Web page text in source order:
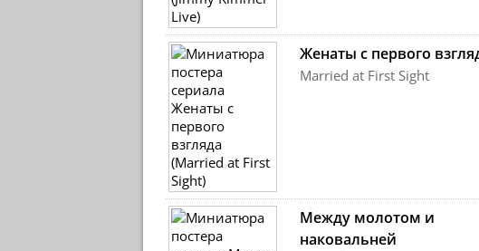
Женаты с первого
Married at First Sight
Между молотом и
наковальней